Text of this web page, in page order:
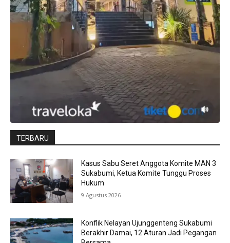
TERBARU
Kasus Sabu Seret Anggota Komite MAN 3
Sukabumi, Ketua Komite Tunggu Proses
Hukum
9 Agustus 2026
Konflik Nelayan Ujunggenteng Sukabumi
Berakhir Damai, 12 Aturan Jadi Pegangan